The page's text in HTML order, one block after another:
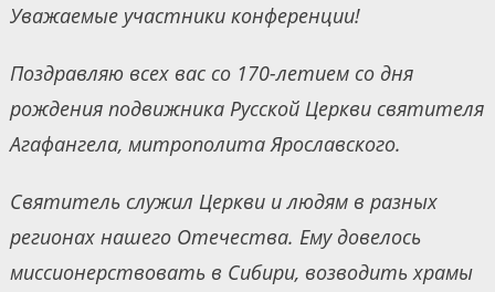
Уважаемые участники конференции!
Поздравляю всех вас со 170-летием со дня
рождения подвижника Русской Церкви святителя
Агафангела, митрополита Ярославского.
Святитель служил Церкви и людям в разных
регионах нашего Отечества. Ему довелось
миссионерствовать в Сибири, возводить храмы